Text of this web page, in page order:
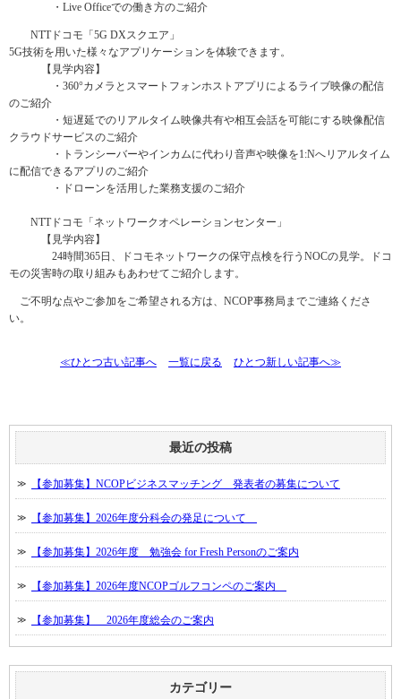
・Live Officeでの働き方のご紹介
NTTドコモ「5G DXスクエア」
5G技術を用いた様々なアプリケーションを体験できます。
【見学内容】
・360°カメラとスマートフォンホストアプリによるライブ映像の配信
のご紹介
・短遅延でのリアルタイム映像共有や相互会話を可能にする映像配信
クラウドサービスのご紹介
・トランシーバーやインカムに代わり音声や映像を1:Nへリアルタイム
に配信できるアプリのご紹介
・ドローンを活用した業務支援のご紹介
NTTドコモ「ネットワークオペレーションセンター」
【見学内容】
24時間365日、ドコモネットワークの保守点検を行うNOCの見学。ドコ
モの災害時の取り組みもあわせてご紹介します。
ご不明な点やご参加をご希望される方は、NCOP事務局までご連絡くださ
い。
≪ひとつ古い記事へ 一覧に戻る ひとつ新しい記事へ≫
最近の投稿
【参加募集】NCOPビジネスマッチング 発表者の募集について
【参加募集】2026年度分科会の発足について
【参加募集】2026年度 勉強会 for Fresh Personのご案内
【参加募集】2026年度NCOPゴルフコンペのご案内
【参加募集】 2026年度総会のご案内
カテゴリー